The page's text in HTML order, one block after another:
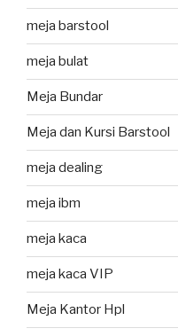
meja barstool
meja bulat
Meja Bundar
Meja dan Kursi Barstool
meja dealing
meja ibm
meja kaca
meja kaca VIP
Meja Kantor Hpl